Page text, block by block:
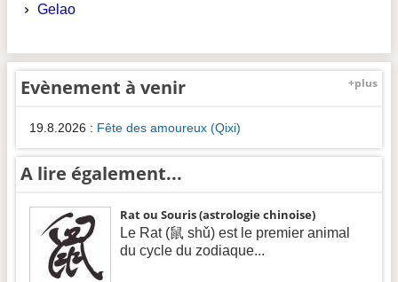
Gelao
+plus
Evènement à venir
19.8.2026 : Fête des amoureux (Qixi)
A lire également...
Rat ou Souris (astrologie chinoise)
Le Rat (鼠 shǔ) est le premier animal
du cycle du zodiaque...